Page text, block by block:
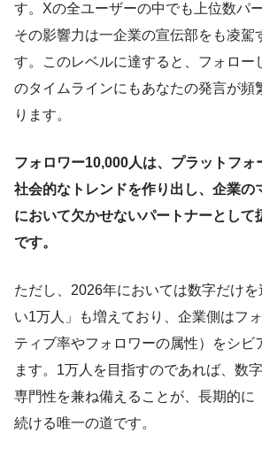
す。Xの全ユーザーの中でも上位数パ
その影響力は一企業の宣伝部をも凌駕
す。このレベルに達すると、フォロー
のタイムラインにもあなたの発言が頻
ります。
フォロワー10,000人は、プラットフォ
社会的なトレンドを作り出し、企業の
において欠かせないパートナーとして
です。
ただし、2026年においては数字だけ
い1万人」も増えており、企業側はフ
ティブ率やフォロワーの属性）をシビ
ます。1万人を目指すのであれば、数
専門性を兼ね備えることが、長期的に
続ける唯一の道です。